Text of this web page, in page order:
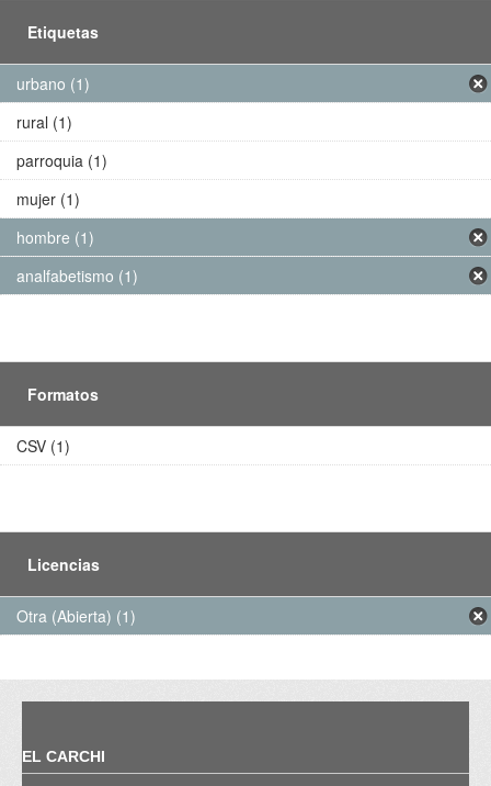
Etiquetas
urbano (1)
rural (1)
parroquia (1)
mujer (1)
hombre (1)
analfabetismo (1)
Formatos
CSV (1)
Licencias
Otra (Abierta) (1)
EL CARCHI